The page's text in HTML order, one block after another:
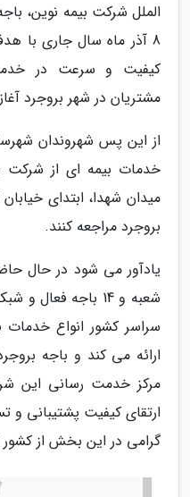
الملل شرکت بیمه نوین،
8 آذر ماه سال جاری با
کیفیت و سرعت در
مشتریان در شهر بروجرد
از این پس شهروندان
خدمات بیمه ای از شرکت
میدان شهدا، ابتدای
بروجرد مراجعه کنند.
شعبه و 14 باجه
سراسر کشور انواع خدمات
ارائه می کند و باجه
مرکز خدمت رسانی این
ارتقای کیفیت پشتیبانی
گرامی در این بخش از کشور